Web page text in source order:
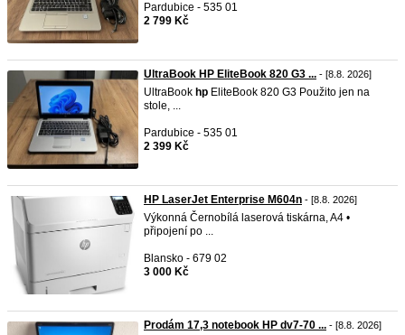
Pardubice - 535 01
2 799 Kč
UltraBook HP EliteBook 820 G3 ... - [8.8. 2026]
UltraBook hp EliteBook 820 G3 Použito jen na
stole, ...
Pardubice - 535 01
2 399 Kč
HP LaserJet Enterprise M604n - [8.8. 2026]
Výkonná Černobílá laserová tiskárna, A4 •
připojení po ...
Blansko - 679 02
3 000 Kč
Prodám 17,3 notebook HP dv7-70 ... - [8.8. 2026]